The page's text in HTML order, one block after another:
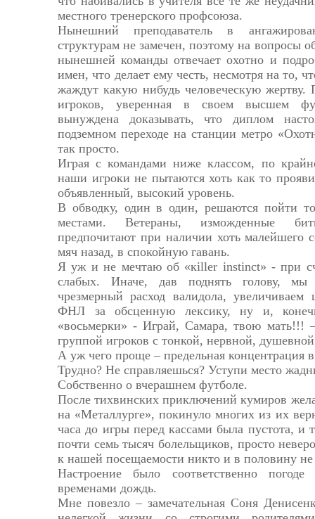
местного тренерского профсоюза.
Нынешний преподаватель в
структурам не замечен, поэтому на вопросы
нынешней команды отвечает охотно и
имен, что делает ему честь, несмотря на то,
жаждут какую нибудь человеческую жертву.
игроков, уверенная в своем высшем
вынуждена доказывать, что диплом
подземном переходе на станции метро
так просто.
Играя с командами ниже классом, по
наши игроки не пытаются хоть как то
объявленный, высокий уровень.
В обводку, один в один, решаются пойти
местами. Ветераны, изможденные
предпочитают при наличии хоть малейшего
мяч назад, в спокойную гавань.
Я уж и не мечтаю об «кiller instinct» - при
слабых. Иначе, дав поднять голову, мы
чрезмерный расход валидола,
ФНЛ за обсценную лексику, ну и,
«восьмерки» - Играй, Самара, твою мать!!!
группой игроков с тонкой, нервной,
А уж чего проще – предельная концентрация
Трудно? Не справляешься? Уступи место
Собственно о вчерашнем футболе.
После тихвинских приключений кумиров
на «Металлурге», покинуло многих из их
часа до игры перед кассами была пустота, и
почти семь тысяч болельщиков, просто
к нашей посещаемости никто и в половину не
Настроение было соответственно
временами дождь.
Мне повезло – замечательная Соня